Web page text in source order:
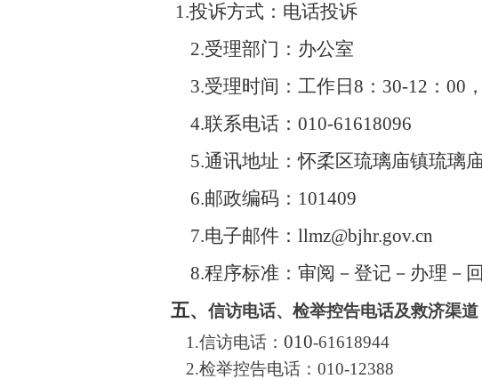
1.投诉方式：电话投诉
2.受理部门：办公室
3.受理时间：工作日8：30-12：00，
4.联系电话：010-61618096
5.通讯地址：怀柔区琉璃庙镇琉璃
6.邮政编码：101409
7.电子邮件：llmz@bjhr.gov.cn
8.程序标准：审阅－登记－办理－
五、 信访电话、检举控告电话及救济渠道
1.信访电话： 010-61618944
2.检举控告电话： 010-12388